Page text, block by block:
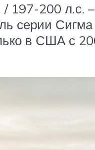
/ 197-200 л.с. –
серии
в США с